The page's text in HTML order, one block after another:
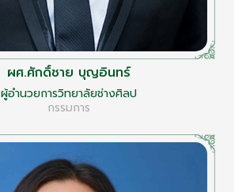
ผศ.ศักดิ์ชาย บุญอินทร์
ผู้อำนวยการวิทยาลัยช่างศิลป
กรรมการ